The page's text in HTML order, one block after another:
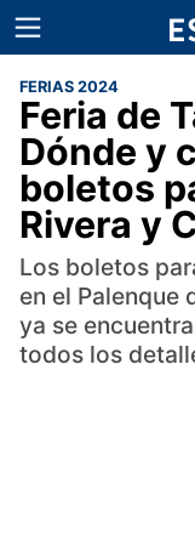
FERIAS 2024
Feria de
Dónde y
boletos
Rivera y
Los boletos
en el Palenque
ya se
todos los